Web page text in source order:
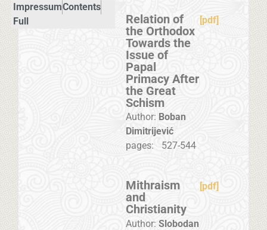
ImpressumContents
Full
Relation of
the Orthodox
Towards the
Issue of
Papal
Primacy After
the Great
Schism
[pdf]
Author: Boban
Dimitrijević
pages:
527-544
Mithraism
and
Christianity
[pdf]
Author: Slobodan